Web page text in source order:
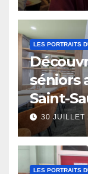
LES PORTRAITS
séniors
Saint-
30 JUILLET
LES PORTRAITS